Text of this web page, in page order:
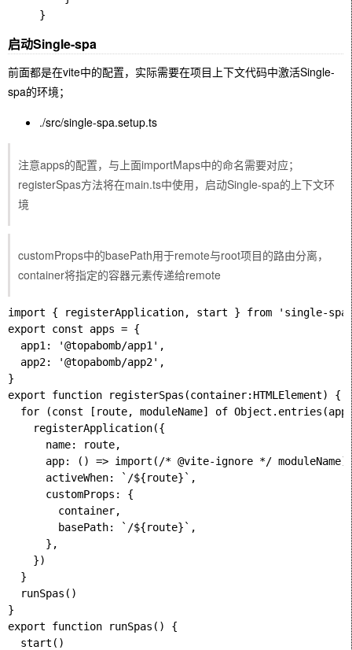
启动Single-spa
前面都是在vite中的配置，实际需要在项目上下文代码中激活Single-
spa的环境；
./src/single-spa.setup.ts
注意apps的配置，与上面importMaps中的命名需要对应；
registerSpas方法将在main.ts中使用，启动Single-spa的上下文环
境
customProps中的basePath用于remote与root项目的路由分离，
container将指定的容器元素传递给remote
import { registerApplication, start } from 'single-
export const apps = {
  app1: '@topabomb/app1',
  app2: '@topabomb/app2',
}
export function registerSpas(container:HTMLElement) {
for (const [route, moduleName] of
    registerApplication({
      name: route,
app: () => import(/* @vite-ignore */
      activeWhen: `/${route}`,
      customProps: {
        container,
        basePath: `/${route}`,
      },
    })
  }
  runSpas()
}
export function runSpas() {
  start()